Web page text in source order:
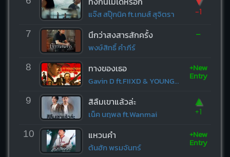
แจ๊ส สปุ๊กนิค ft.เกมส์ สุจิตรา -1
7 นึกว่าสงสารสักครั้ง
พงษ์สิทธิ์ คำภีร์
-
8 ทางของเธอ
Gavin D ft.FIIXD & YOUNGOHM
+New
Entry
9 สิลืมเขาแล้วล่ะ
เน็ค นฤพล ft.Wanmai
▲
+1
10 แหวนคำ
ต้นฮัก พรมจันทร์
+New
Entry